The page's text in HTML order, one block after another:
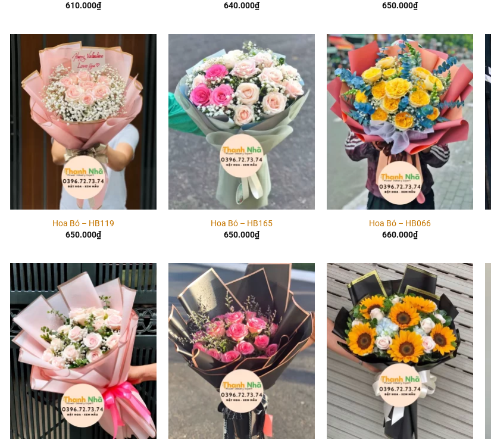
610.000₫
640.000₫
650.000₫
Add to
wishlist
Hoa Bó – HB119
650.000₫
Add to
wishlist
Hoa Bó – HB165
650.000₫
Add to
wishlist
Hoa Bó – HB066
660.000₫
Add to
wishlist
Add to
wishlist
Add to
wishlist